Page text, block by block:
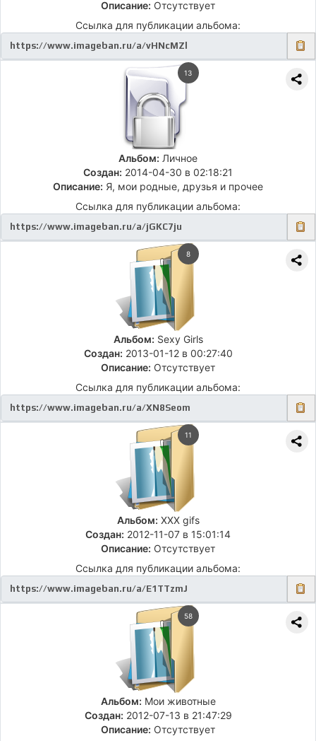
Описание: Отсутствует
Ссылка для публикации альбома:
13
Альбом: Личное
Создан: 2014-04-30 в 02:18:21
Описание: Я, мои родные, друзья и прочее
Ссылка для публикации альбома:
8
Альбом: Sexy Girls
Создан: 2013-01-12 в 00:27:40
Описание: Отсутствует
Ссылка для публикации альбома:
11
Альбом: XXX gifs
Создан: 2012-11-07 в 15:01:14
Описание: Отсутствует
Ссылка для публикации альбома:
58
Альбом: Мои животные
Создан: 2012-07-13 в 21:47:29
Описание: Отсутствует